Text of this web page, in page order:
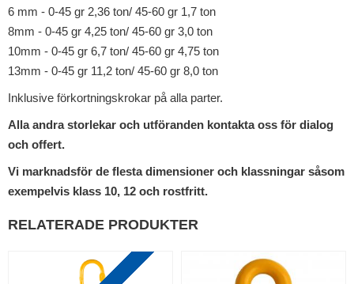
6 mm - 0-45 gr 2,36 ton/ 45-60 gr 1,7 ton
8mm - 0-45 gr 4,25 ton/ 45-60 gr 3,0 ton
10mm - 0-45 gr 6,7 ton/ 45-60 gr 4,75 ton
13mm - 0-45 gr 11,2 ton/ 45-60 gr 8,0 ton
Inklusive förkortningskrokar på alla parter.
Alla andra storlekar och utföranden kontakta oss för dialog
och offert.
Vi marknadsför de flesta dimensioner och klassningar såsom
exempelvis klass 10, 12 och rostfritt.
RELATERADE PRODUKTER